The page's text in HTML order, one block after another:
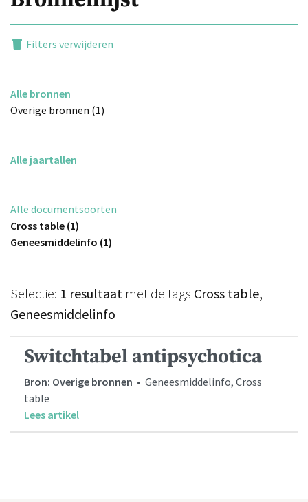
Filters verwijderen
Alle bronnen
Overige bronnen (1)
Alle jaartallen
Alle documentsoorten
Cross table (1)
Geneesmiddelinfo (1)
Selectie: 1 resultaat met de tags Cross table,
Geneesmiddelinfo
Switchtabel antipsychotica
Bron: Overige bronnen • Geneesmiddelinfo, Cross
table
Lees artikel